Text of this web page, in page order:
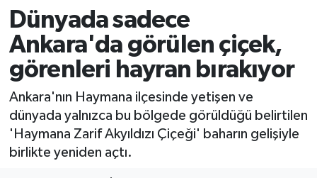
Dünyada sadece
Ankara'da görülen çiçek,
görenleri hayran bırakıyor
Ankara'nın Haymana ilçesinde yetişen ve
dünyada yalnızca bu bölgede görüldüğü belirtilen
'Haymana Zarif Akyıldızı Çiçeği' baharın gelişiyle
birlikte yeniden açtı.
Ekonomi
Spor
Kültür Sanat
Türk Dünyası
Ankara Trafik Yoğunluk Haritası
Süper Lig Puan Durumu ve Fikstür
Tüm Manşetler
Son Dakika Haberleri
Haber Arşivi